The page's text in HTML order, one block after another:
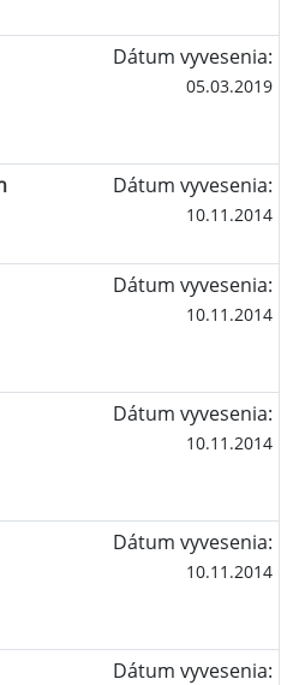
Dátum vyvesenia:
05.03.2019
Dátum vyvesenia:
10.11.2014
Dátum vyvesenia:
10.11.2014
Dátum vyvesenia:
10.11.2014
Dátum vyvesenia:
10.11.2014
Dátum vyvesenia: